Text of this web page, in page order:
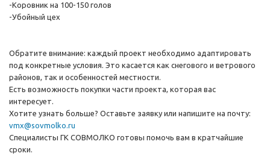
-Коровник на 100-150 голов
-Убойный цех
Обратите внимание: каждый проект необходимо адаптировать
под конкретные условия. Это касается как снегового и ветрового
районов, так и особенностей местности.
Есть возможность покупки части проекта, которая вас
интересует.
Хотите узнать больше? Оставьте заявку или напишите на почту:
vmx@sovmolko.ru
Специалисты ГК СОВМОЛКО готовы помочь вам в кратчайшие
сроки.